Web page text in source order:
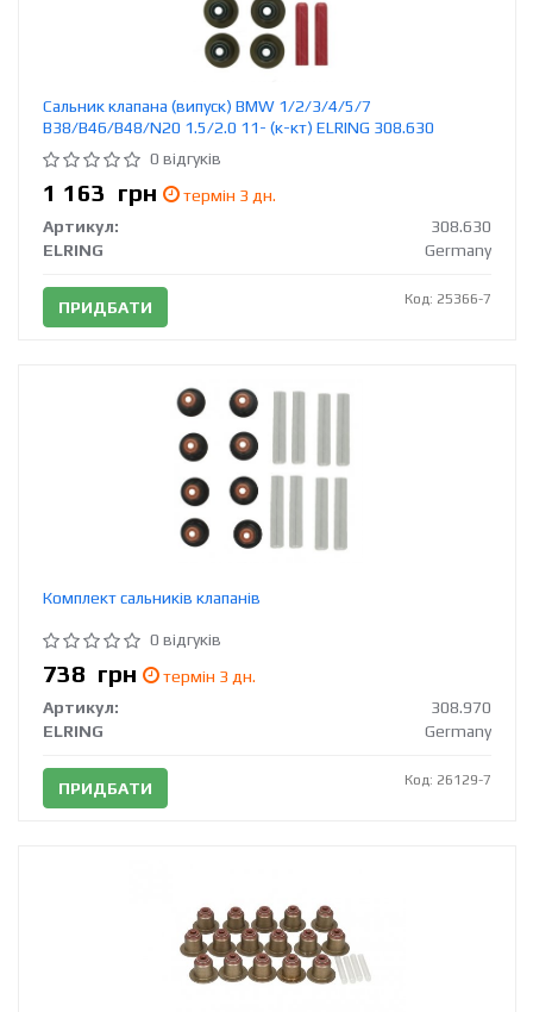
Сальник клапана (випуск) BMW 1/2/3/4/5/7
B38/B46/B48/N20 1.5/2.0 11- (к-кт) ELRING 308.630
0 відгуків
1 163 грн
термін 3 дн.
Артикул:
308.630
ELRING
Germany
ПРИДБАТИ Код: 25366-7
Комплект сальників клапанів
0 відгуків
738 грн
термін 3 дн.
Артикул:
308.970
ELRING
Germany
ПРИДБАТИ Код: 26129-7